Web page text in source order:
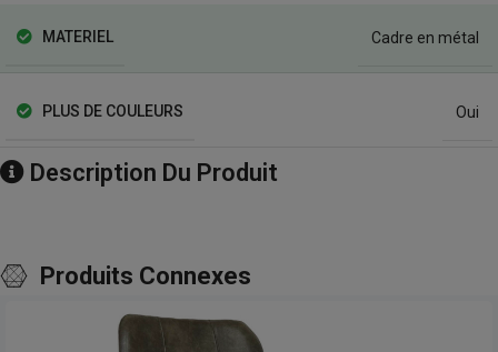
MATERIEL Cadre en métal
PLUS DE COULEURS Oui
Description Du Produit
Produits Connexes